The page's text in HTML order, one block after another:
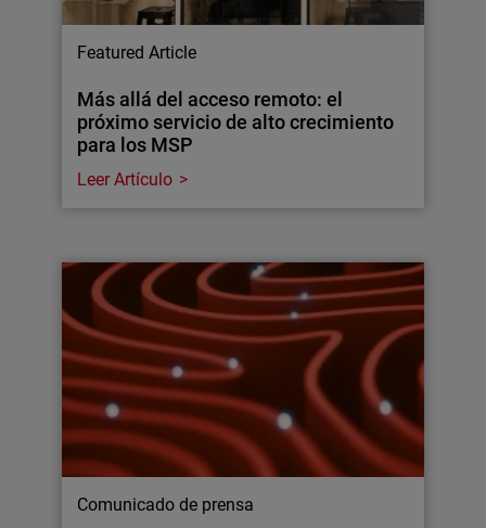
Featured Article
Más allá del acceso remoto: el
próximo servicio de alto crecimiento
para los MSP
Leer Artículo
Comunicado de prensa